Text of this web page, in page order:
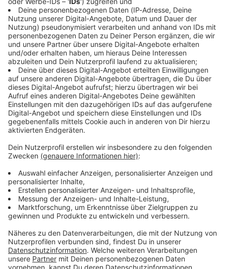
Immer auf dem Laufenden
Verpass' nichts mehr - mit unserem kostenlosen
ANTENNE BAYERN Newsletter. Ob Nachrichten,
Lifestyle oder unsere neuesten Aktionen - wir
informieren dich.
Zum Newsletter anmelden